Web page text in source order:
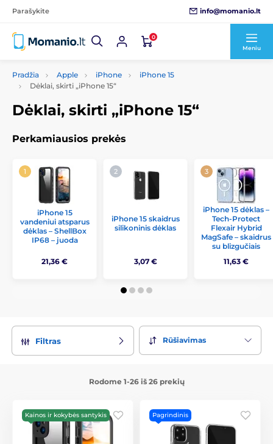
Parašykite info@momanio.lt
0
Meniu
Pradžia Apple iPhone
iPhone 15
Dėklai, skirti „iPhone 15“
Dėklai, skirti „iPhone 15“
Perkamiausios prekės
iPhone 15
vandeniui atsparus
dėklas – ShellBox
IP68 – juoda
21,36 €
iPhone 15 skaidrus
silikoninis dėklas
3,07 €
iPhone 15 dėklas –
Tech-Protect
Flexair Hybrid
MagSafe – skaidrus
su blizgučiais
11,63 €
Filtras Rūšiavimas
Rodome 1-26 iš 26 prekių
Kainos ir kokybės santykis Pagrindinis